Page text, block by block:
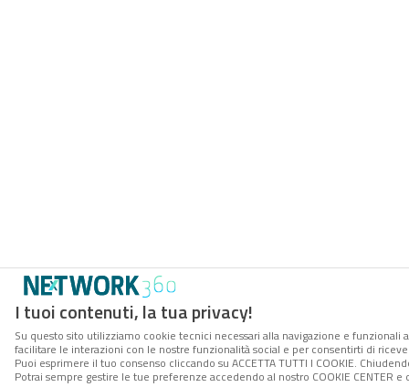
I tuoi contenuti, la tua privacy!
Su questo sito utilizziamo cookie tecnici necessari alla navigazione e
facilitare le interazioni con le nostre funzionalità social e per consentirti di
Puoi esprimere il tuo consenso cliccando su ACCETTA TUTTI I COOKIE.
Potrai sempre gestire le tue preferenze accedendo al nostro COOKIE